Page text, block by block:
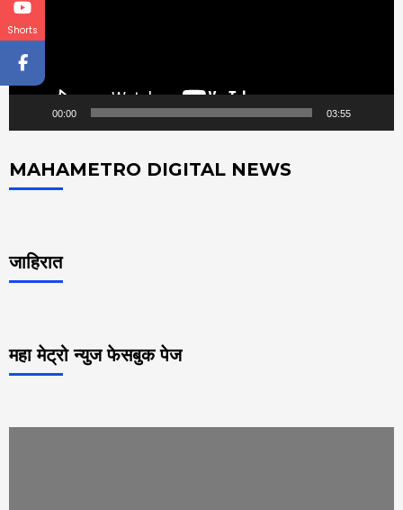
00:00 03:55
MAHAMETRO DIGITAL NEWS
जाहिरात
महा मेट्रो न्युज फेसबुक पेज
Shorts